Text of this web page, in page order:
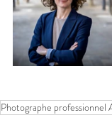
Photographe professionnel